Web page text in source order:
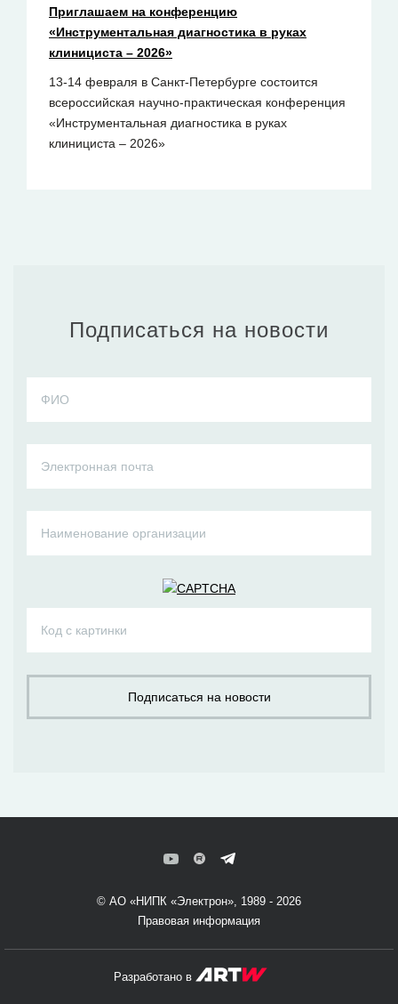
Приглашаем на конференцию
«Инструментальная диагностика в руках
клинициста – 2026»
13-14 февраля в Санкт-Петербурге состоится
всероссийская научно-практическая конференция
«Инструментальная диагностика в руках
клинициста – 2026»
Подписаться на новости
© АО «НИПК «Электрон», 1989 - 2026
Правовая информация
Разработано в